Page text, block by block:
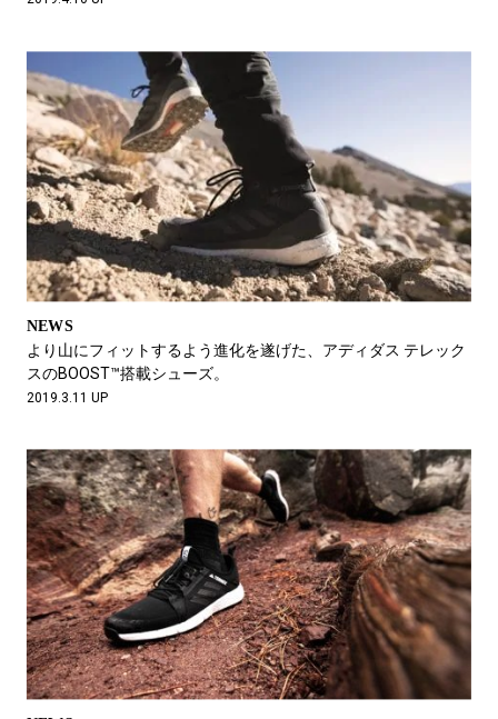
NEWS
より山にフィットするよう進化を遂げた、アディダス テレック
スのBOOST™搭載シューズ。
2019.3.11 UP